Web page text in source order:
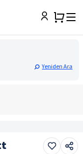
Yeniden Ara